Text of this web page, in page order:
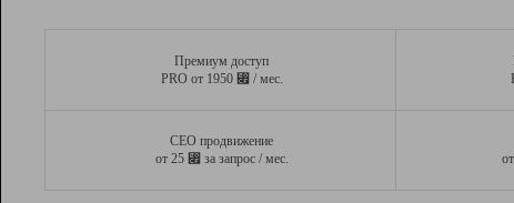
Премиум доступ
PRO от 1950 ⃏ / мес.
СЕО продвижение
от 25 ⃏ за запрос / мес.